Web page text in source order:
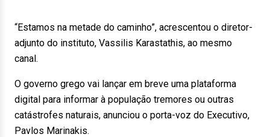
“Estamos na metade do caminho”, acrescentou o diretor-
adjunto do instituto, Vassilis Karastathis, ao mesmo
canal.
O governo grego vai lançar em breve uma plataforma
digital para informar à população tremores ou outras
catástrofes naturais, anunciou o porta-voz do Executivo,
Pavlos Marinakis.